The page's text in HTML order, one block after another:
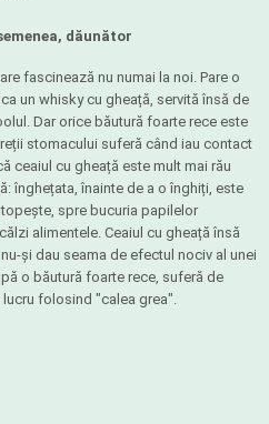
dăunător
fascinează nu numai la noi. Pare o
un whisky cu gheață, servită însă de
Dar orice băutură foarte rece este
stomacului suferă când iau contact
ceaiul cu gheață este mult mai rău
înghețata, înainte de a o înghiți, este
spre bucuria papilelor
alimentele. Ceaiul cu gheață însă
și dau seama de efectul nociv al unei
o băutură foarte rece, suferă de
folosind "calea grea".